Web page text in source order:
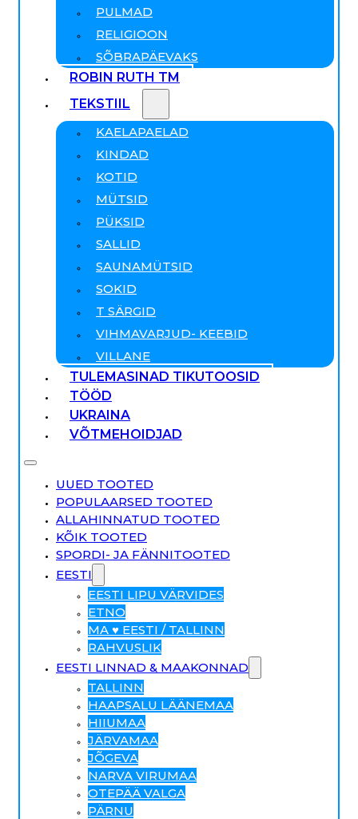
PULMAD
RELIGIOON
SÕBRAPÄEVAKS
ROBIN RUTH TM
TEKSTIIL
KAELAPAELAD
KINDAD
KOTID
MÜTSID
PÜKSID
SALLID
SAUNAMÜTSID
SOKID
T SÄRGID
VIHMAVARJUD- KEEBID
VILLANE
TULEMASINAD TIKUTOOSID
TÖÖD
UKRAINA
VÕTMEHOIDJAD
UUED TOOTED
POPULAARSED TOOTED
ALLAHINNATUD TOOTED
KÕIK TOOTED
SPORDI- JA FÄNNITOOTED
EESTI
EESTI LIPU VÄRVIDES
ETNO
MA ♥ EESTI / TALLINN
RAHVUSLIK
EESTI LINNAD & MAAKONNAD
TALLINN
HAAPSALU LÄÄNEMAA
HIIUMAA
JÄRVAMAA
JÕGEVA
NARVA VIRUMAA
OTEPÄÄ VALGA
PÄRNU